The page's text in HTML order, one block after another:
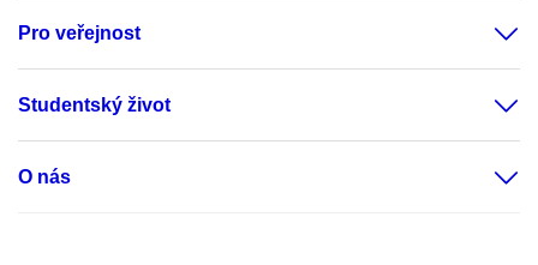
Pro veřejnost
Studentský život
O nás